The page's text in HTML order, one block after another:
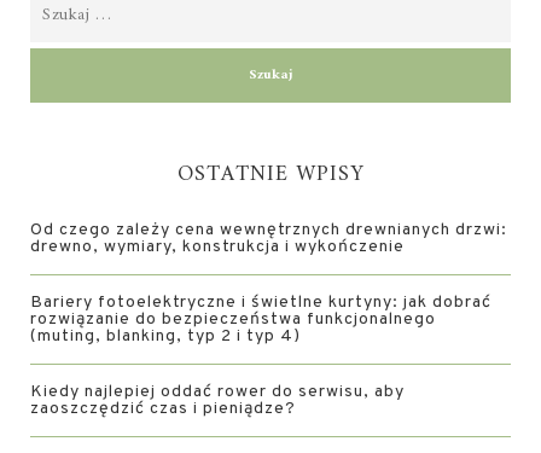
OSTATNIE WPISY
Od czego zależy cena wewnętrznych drewnianych drzwi:
drewno, wymiary, konstrukcja i wykończenie
Bariery fotoelektryczne i świetlne kurtyny: jak dobrać
rozwiązanie do bezpieczeństwa funkcjonalnego
(muting, blanking, typ 2 i typ 4)
Kiedy najlepiej oddać rower do serwisu, aby
zaoszczędzić czas i pieniądze?